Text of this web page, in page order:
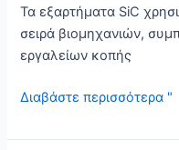
Τα εξαρτήματα SiC
σειρά βιομηχανιών,
εργαλείων κοπής
Ράβδοι
Λύσεις
Διαβάστε περισσότερα "